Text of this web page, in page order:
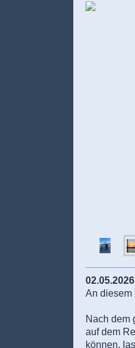
02.05.2026
An diesem
Nach dem
auf dem
können,